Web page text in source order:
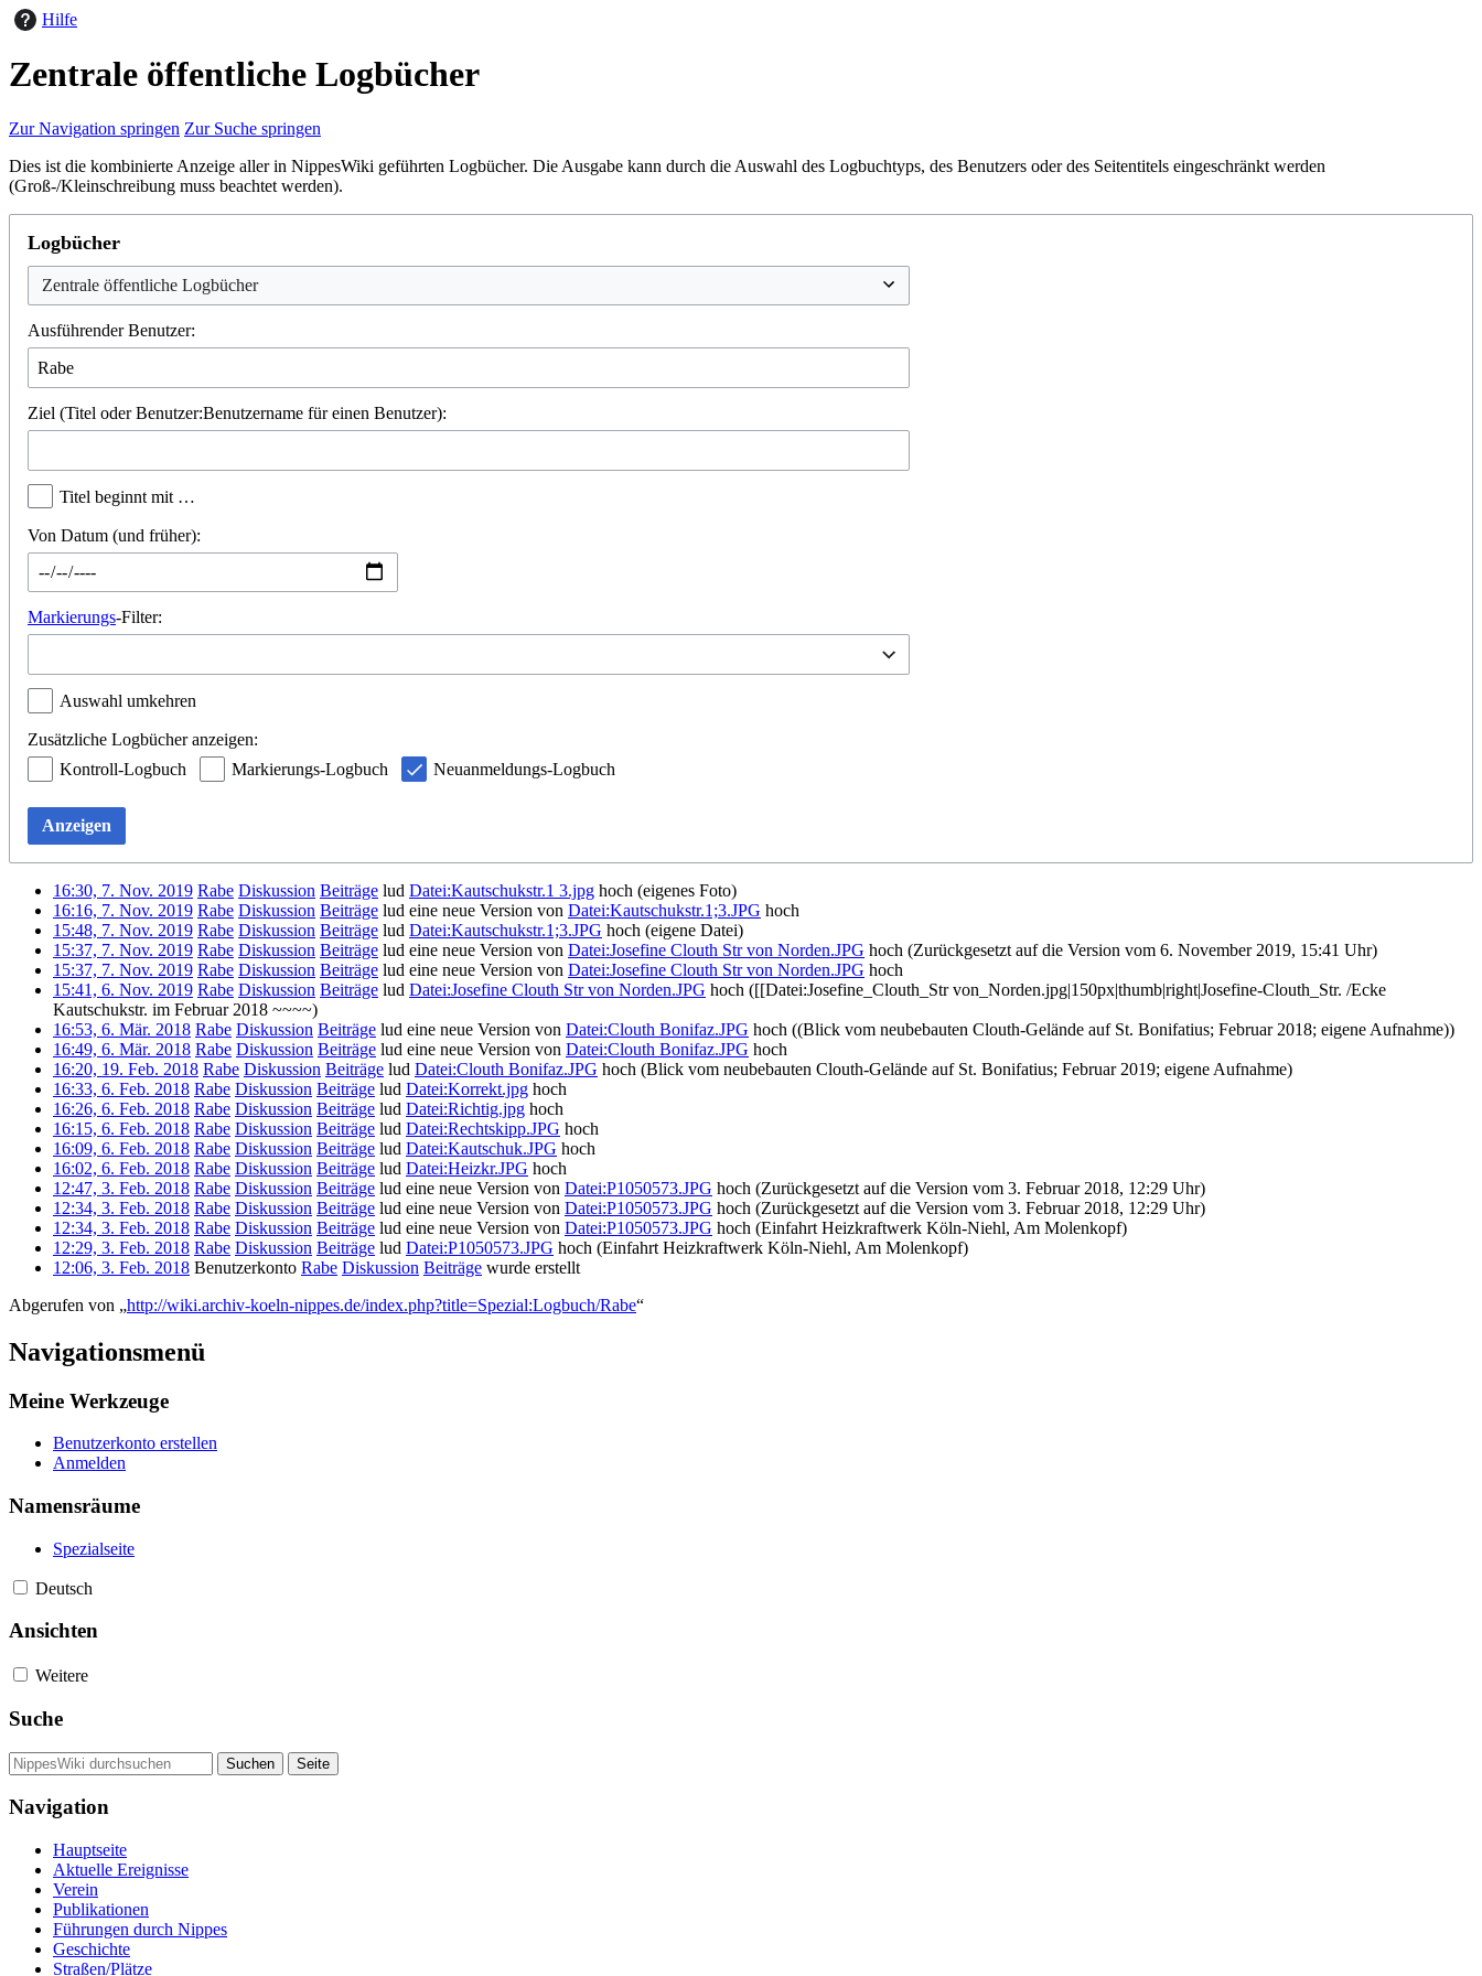
Hilfe
Zentrale öffentliche Logbücher
Zur Navigation springen Zur Suche springen
Dies ist die kombinierte Anzeige aller in NippesWiki geführten Logbücher. Die Ausgabe kann durch die Auswahl des Logbuchtyps, des Benutzers oder des Seitentitels eingeschränkt werden
(Groß-/Kleinschreibung muss beachtet werden).
Logbücher
Ausführender Benutzer:
Ziel (Titel oder Benutzer:Benutzername für einen Benutzer):
Titel beginnt mit …
Von Datum (und früher):
Markierungs-Filter:
Auswahl umkehren
Zusätzliche Logbücher anzeigen:
Kontroll-Logbuch
Markierungs-Logbuch Neuanmeldungs-Logbuch
Anzeigen
16:30, 7. Nov. 2019 Rabe Diskussion Beiträge lud Datei:Kautschukstr.1 3.jpg hoch (eigenes Foto)
16:16, 7. Nov. 2019 Rabe Diskussion Beiträge lud eine neue Version von Datei:Kautschukstr.1;3.JPG hoch
15:48, 7. Nov. 2019 Rabe Diskussion Beiträge lud Datei:Kautschukstr.1;3.JPG hoch (eigene Datei)
15:37, 7. Nov. 2019 Rabe Diskussion Beiträge lud eine neue Version von Datei:Josefine Clouth Str von Norden.JPG hoch (Zurückgesetzt auf die Version vom 6. November 2019, 15:41 Uhr)
15:37, 7. Nov. 2019 Rabe Diskussion Beiträge lud eine neue Version von Datei:Josefine Clouth Str von Norden.JPG hoch
15:41, 6. Nov. 2019 Rabe Diskussion Beiträge lud Datei:Josefine Clouth Str von Norden.JPG hoch ([[Datei:Josefine_Clouth_Str von_Norden.jpg|150px|thumb|right|Josefine-Clouth_Str. /Ecke
Kautschukstr. im Februar 2018 ~~~~)
16:53, 6. Mär. 2018 Rabe Diskussion Beiträge lud eine neue Version von Datei:Clouth Bonifaz.JPG hoch ((Blick vom neubebauten Clouth-Gelände auf St. Bonifatius; Februar 2018; eigene Aufnahme))
16:49, 6. Mär. 2018 Rabe Diskussion Beiträge lud eine neue Version von Datei:Clouth Bonifaz.JPG hoch
16:20, 19. Feb. 2018 Rabe Diskussion Beiträge lud Datei:Clouth Bonifaz.JPG hoch (Blick vom neubebauten Clouth-Gelände auf St. Bonifatius; Februar 2019; eigene Aufnahme)
16:33, 6. Feb. 2018 Rabe Diskussion Beiträge lud Datei:Korrekt.jpg hoch
16:26, 6. Feb. 2018 Rabe Diskussion Beiträge lud Datei:Richtig.jpg hoch
16:15, 6. Feb. 2018 Rabe Diskussion Beiträge lud Datei:Rechtskipp.JPG hoch
16:09, 6. Feb. 2018 Rabe Diskussion Beiträge lud Datei:Kautschuk.JPG hoch
16:02, 6. Feb. 2018 Rabe Diskussion Beiträge lud Datei:Heizkr.JPG hoch
12:47, 3. Feb. 2018 Rabe Diskussion Beiträge lud eine neue Version von Datei:P1050573.JPG hoch (Zurückgesetzt auf die Version vom 3. Februar 2018, 12:29 Uhr)
12:34, 3. Feb. 2018 Rabe Diskussion Beiträge lud eine neue Version von Datei:P1050573.JPG hoch (Zurückgesetzt auf die Version vom 3. Februar 2018, 12:29 Uhr)
12:34, 3. Feb. 2018 Rabe Diskussion Beiträge lud eine neue Version von Datei:P1050573.JPG hoch (Einfahrt Heizkraftwerk Köln-Niehl, Am Molenkopf)
12:29, 3. Feb. 2018 Rabe Diskussion Beiträge lud Datei:P1050573.JPG hoch (Einfahrt Heizkraftwerk Köln-Niehl, Am Molenkopf)
12:06, 3. Feb. 2018 Benutzerkonto Rabe Diskussion Beiträge wurde erstellt
Abgerufen von „http://wiki.archiv-koeln-nippes.de/index.php?title=Spezial:Logbuch/Rabe“
Navigationsmenü
Meine Werkzeuge
Benutzerkonto erstellen
Anmelden
Namensräume
Spezialseite
Deutsch
Ansichten
Weitere
Suche
Navigation
Hauptseite
Aktuelle Ereignisse
Verein
Publikationen
Führungen durch Nippes
Geschichte
Straßen/Plätze